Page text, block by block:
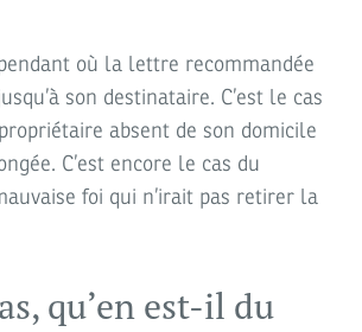
où la lettre recommandée
son destinataire. C’est le cas
absent de son domicile
C’est encore le cas du
foi qui n’irait pas retirer la
qu’en est-il du